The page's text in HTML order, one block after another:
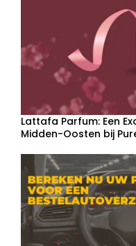
Lattafa Parfum: Een
Midden-Oosten bij